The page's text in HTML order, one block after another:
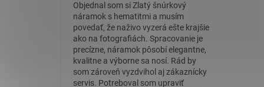
Objednal som si Zlatý šnúrkový
náramok s hematitmi a musím
povedať, že naživo vyzerá ešte krajšie
ako na fotografiách. Spracovanie je
precízne, náramok pôsobí elegantne,
kvalitne a výborne sa nosí. Rád by
som zároveň vyzdvihol aj zákaznícky
servis. Potreboval som upraviť